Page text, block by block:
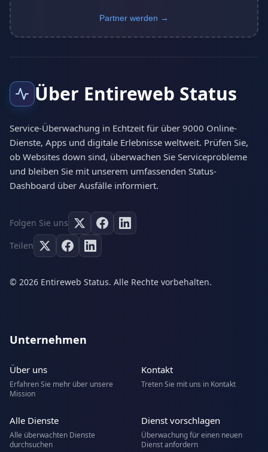
Partner werden →
Über Entireweb Status
Service-Überwachung in Echtzeit für über 9000 Online-
Dienste, Apps und digitale Erlebnisse weltweit. Prüfen Sie,
ob Websites down sind, überwachen Sie Serviceprobleme
und bleiben Sie mit unserem umfassenden Status-
Dashboard über Ausfälle informiert.
Folgen Sie uns
Teilen
© 2026 Entireweb Status. Alle Rechte vorbehalten.
Unternehmen
Über uns
Erfahren Sie mehr über unsere
Mission
Kontakt
Treten Sie mit uns in Kontakt
Alle Dienste
Alle überwachten Dienste
durchsuchen
Dienst vorschlagen
Überwachung für einen neuen
Dienst anfordern